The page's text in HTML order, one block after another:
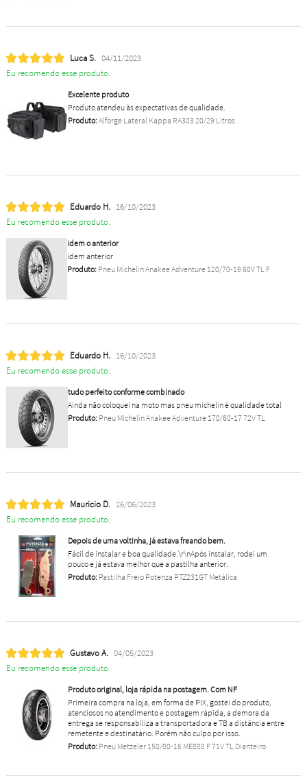
Luca S. 04/11/2023
Eu recomendo esse produto.
Excelente produto
Produto atendeu às expectativas de qualidade.
Produto:Alforge Lateral Kappa RA303 20/29 Litros
Eduardo H. 16/10/2023
Eu recomendo esse produto.
idem o anterior
idem anterior
Produto:Pneu Michelin Anakee Adventure 120/70-19 60V TL F
Eduardo H. 16/10/2023
Eu recomendo esse produto.
tudo perfeito conforme combinado
Ainda não coloquei na moto mas pneu michelin é qualidade total
Produto:Pneu Michelin Anakee Adventure 170/60-17 72V TL
Mauricio D. 26/06/2023
Eu recomendo esse produto.
Depois de uma voltinha, já estava freando bem.
Fácil de instalar e boa qualidade.\r\nApós instalar, rodei um
pouco e já estava melhor que a pastilha anterior.
Produto:Pastilha Freio Potenza PTZ231GT Metálica
Gustavo A. 04/05/2023
Eu recomendo esse produto.
Produto original, loja rápida na postagem. Com NF
Primeira compra na loja, em forma de PIX, gostei do produto,
atenciosos no atendimento e postagem rápida, a demora da
entrega se responsabiliza a transportadora e TB a distância entre
remetente e destinatário. Porém não culpo por isso.
Produto:Pneu Metzeler 150/80-16 ME888 F 71V TL Dianteiro